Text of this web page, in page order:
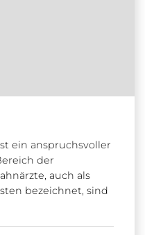
ein anspruchsvoller
der
auch als
bezeichnet, sind